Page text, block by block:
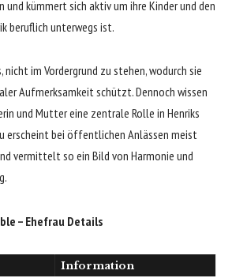
kümmert sich aktiv um ihre Kinder und den
beruflich unterwegs ist.
nicht im Vordergrund zu stehen, wodurch sie
Aufmerksamkeit schützt. Dennoch wissen
und Mutter eine zentrale Rolle in Henriks
erscheint bei öffentlichen Anlässen meist
vermittelt so ein Bild von Harmonie und
– Ehefrau Details
Information